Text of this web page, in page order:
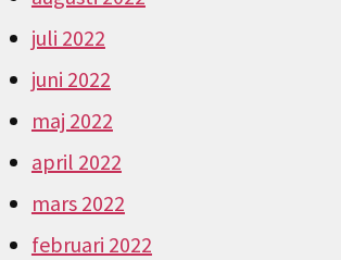
juli 2022
juni 2022
maj 2022
april 2022
mars 2022
februari 2022